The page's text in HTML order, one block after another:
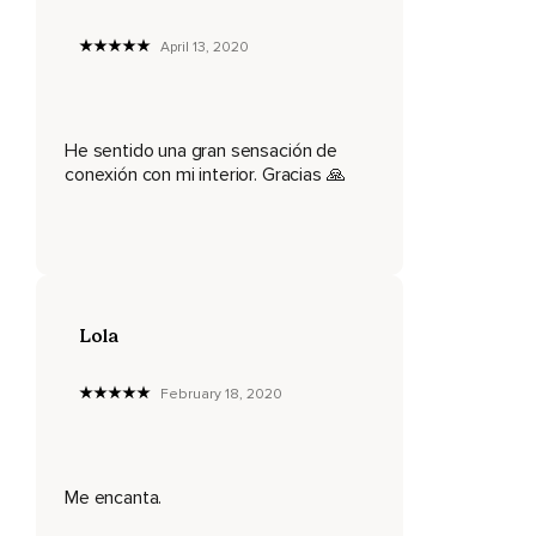
Sigue con la actitud de interés y compasión.
No hay nada mejor que hacer.
Explora tu interior.
April 13, 2020
He sentido una gran sensación de
conexión con mi interior. Gracias 🙏
Lola
February 18, 2020
Me encanta.